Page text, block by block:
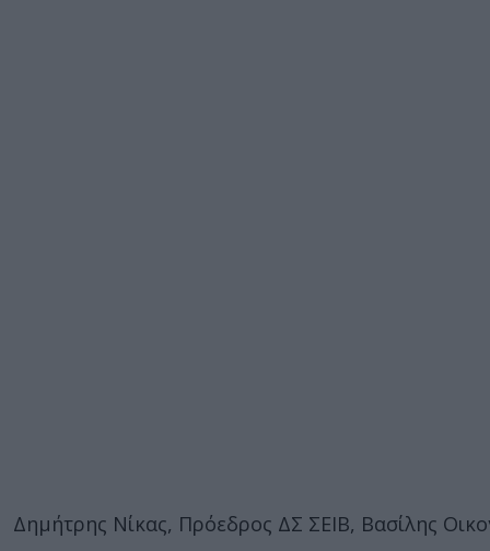
Δημήτρης Νίκας, Πρόεδρος ΔΣ ΣΕΙΒ, Βασίλης